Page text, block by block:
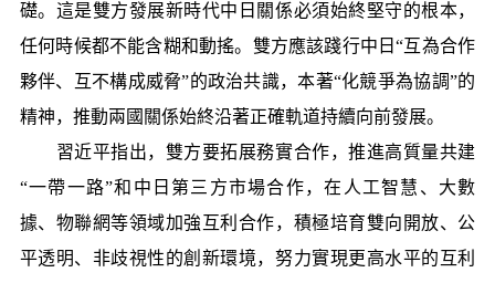
礎。這是雙方發展新時代中日關係必須始終堅守的根本，
任何時候都不能含糊和動搖。雙方應該踐行中日“互為合作
夥伴、互不構成威脅”的政治共識，本著“化競爭為協調”的
精神，推動兩國關係始終沿著正確軌道持續向前發展。
習近平指出，雙方要拓展務實合作，推進高質量共建
“一帶一路”和中日第三方市場合作，在人工智慧、大數
據、物聯網等領域加強互利合作，積極培育雙向開放、公
平透明、非歧視性的創新環境，努力實現更高水平的互利